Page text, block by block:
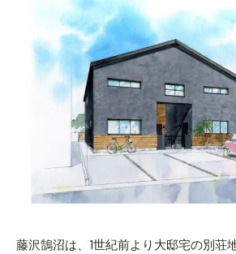
藤沢鵠沼は、1世紀前より大邸宅の別荘